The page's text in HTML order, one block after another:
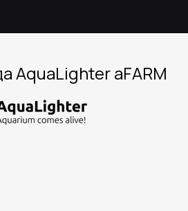
AquaLighter aFARM